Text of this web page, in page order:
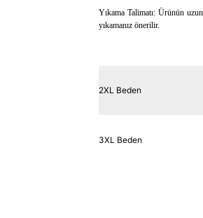
Yıkama Talimatı: Ürünün
yıkamanız önerilir.
2XL Beden
3XL Beden